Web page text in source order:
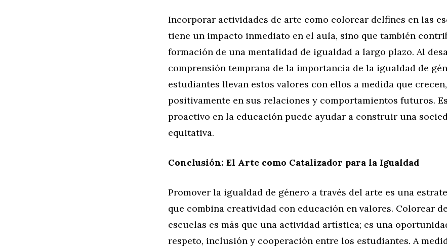
Incorporar actividades de arte como colorear delfines en las
tiene un impacto inmediato en el aula, sino que también
formación de una mentalidad de igualdad a largo plazo. Al
comprensión temprana de la importancia de la igualdad de
estudiantes llevan estos valores con ellos a medida que
positivamente en sus relaciones y comportamientos futuros.
proactivo en la educación puede ayudar a construir una
equitativa.
Conclusión: El Arte como Catalizador para la Igualdad
Promover la igualdad de género a través del arte es una
que combina creatividad con educación en valores. Colorear
escuelas es más que una actividad artística; es una
respeto, inclusión y cooperación entre los estudiantes. A